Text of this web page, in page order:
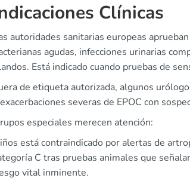
Clínicas
autoridades sanitarias europeas
agudas, infecciones urinarias
Está indicado cuando pruebas de
de etiqueta autorizada, algunos
severas de EPOC con
especiales merecen atención:
está contraindicado por alertas de
C tras pruebas animales que
vital inminente.